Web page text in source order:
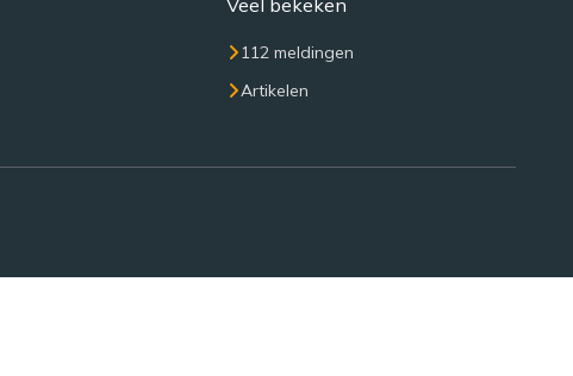
Veel bekeken
112 meldingen
Artikelen